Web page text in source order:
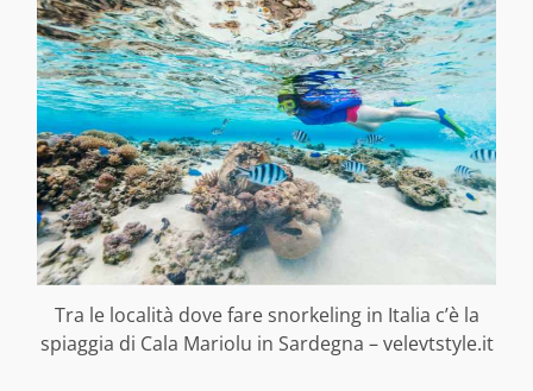
Tra le località dove fare snorkeling in Italia c’è la
spiaggia di Cala Mariolu in Sardegna – velevtstyle.it